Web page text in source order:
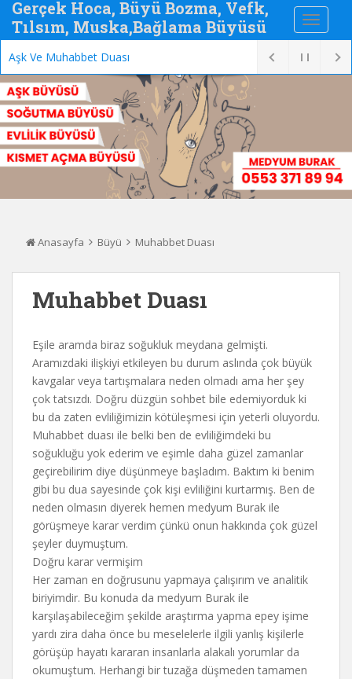
Gerçek Hoca, Büyü Bozma, Vefk,
Tılsım, Muska,Bağlama Büyüsü
Aşk Ve Muhabbet Duası
Anasayfa Büyü Muhabbet Duası
Muhabbet Duası
Eşile aramda biraz soğukluk meydana gelmişti.
Aramızdaki ilişkiyi etkileyen bu durum aslında çok büyük
kavgalar veya tartışmalara neden olmadı ama her şey
çok tatsızdı. Doğru düzgün sohbet bile edemiyorduk ki
bu da zaten evliliğimizin kötüleşmesi için yeterli oluyordu.
Muhabbet duası ile belki ben de evliliğimdeki bu
soğukluğu yok ederim ve eşimle daha güzel zamanlar
geçirebilirim diye düşünmeye başladım. Baktım ki benim
gibi bu dua sayesinde çok kişi evliliğini kurtarmış. Ben de
neden olmasın diyerek hemen medyum Burak ile
görüşmeye karar verdim çünkü onun hakkında çok güzel
şeyler duymuştum.
Doğru karar vermişim
Her zaman en doğrusunu yapmaya çalışırım ve analitik
biriyimdir. Bu konuda da medyum Burak ile
karşılaşabileceğim şekilde araştırma yapma epey işime
yardı zira daha önce bu meselelerle ilgili yanlış kişilerle
görüşüp hayatı kararan insanlarla alakalı yorumlar da
okumuştum. Herhangi bir tuzağa düşmeden tamamen